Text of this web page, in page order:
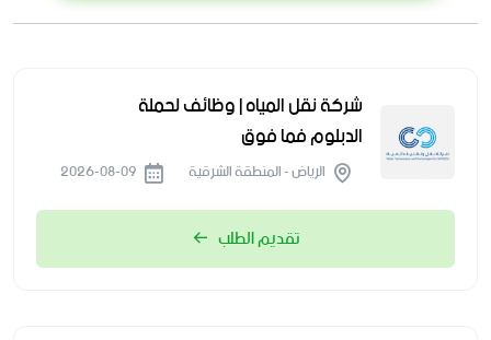
شركة نقل المياه | وظائف لحملة
الدبلوم فما فوق
الرياض - المنطقة الشرقية
تقديم الطلب